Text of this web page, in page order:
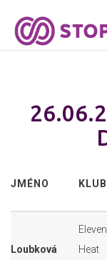
JMÉNO KLUB
Loubková
Eleven
Heat